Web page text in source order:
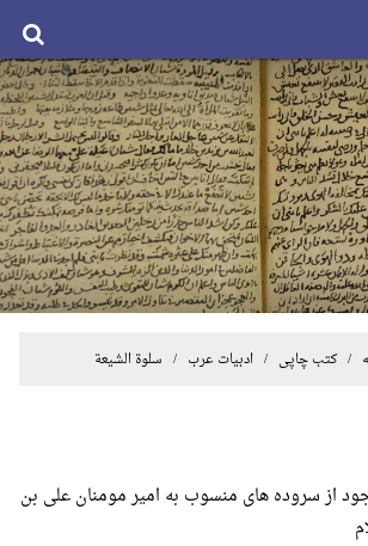
/کتب چاپی /ادبیات عرب / سلوة الشیعة
از سروده های منسوب به امیر مومنان علی‌ بن‌